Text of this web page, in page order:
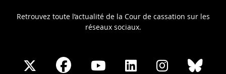
Retrouvez toute l’actualité de la Cour de cassation sur les
réseaux sociaux.
ShareShare
Share
Share
Share